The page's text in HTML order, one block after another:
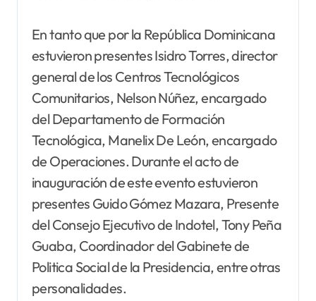
En tanto que por la República Dominicana
estuvieron presentes Isidro Torres, director
general de los Centros Tecnológicos
Comunitarios, Nelson Núñez, encargado
del Departamento de Formación
Tecnológica, Manelix De León, encargado
de Operaciones. Durante el acto de
inauguración de este evento estuvieron
presentes Guido Gómez Mazara, Presente
del Consejo Ejecutivo de Indotel, Tony Peña
Guaba, Coordinador del Gabinete de
Politica Social de la Presidencia, entre otras
personalidades.